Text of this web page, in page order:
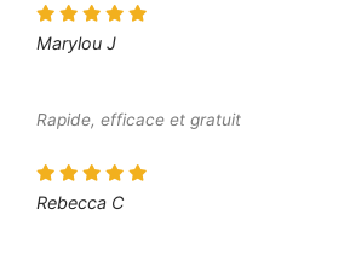
Marylou J
Rapide, efficace et gratuit
Rebecca C